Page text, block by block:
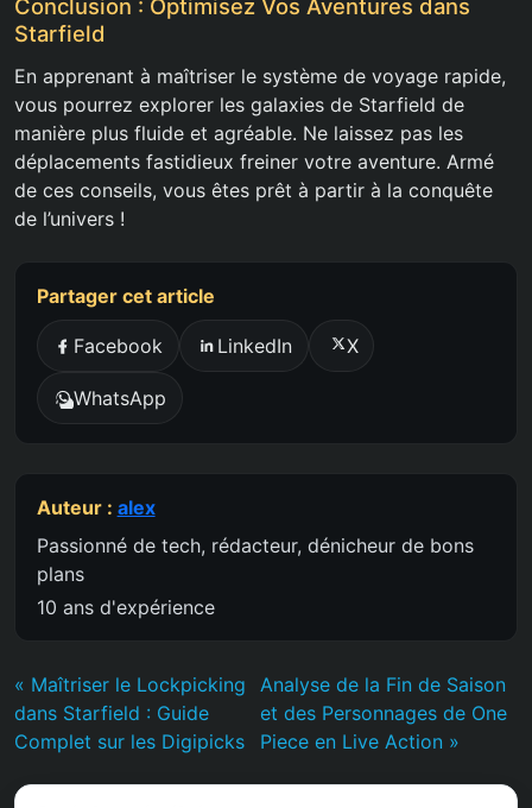
Conclusion : Optimisez Vos Aventures dans
Starfield
En apprenant à maîtriser le système de voyage rapide,
vous pourrez explorer les galaxies de Starfield de
manière plus fluide et agréable. Ne laissez pas les
déplacements fastidieux freiner votre aventure. Armé
de ces conseils, vous êtes prêt à partir à la conquête
de l’univers !
Partager cet article
Facebook LinkedIn X
WhatsApp
Auteur : alex
Passionné de tech, rédacteur, dénicheur de bons
plans
10 ans d'expérience
« Maîtriser le Lockpicking
dans Starfield : Guide
Complet sur les Digipicks
Analyse de la Fin de Saison
et des Personnages de One
Piece en Live Action »